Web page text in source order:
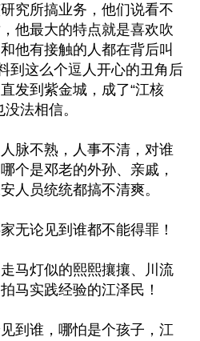
究所搞业务，他们说看不
他最大的特点就是喜欢吹
他有接触的人都在背后叫
到这么个逗人开心的丑角后
发到紫金城，成了“江核
法相信。
脉不熟，人事不清，对谁
个是邓老的外孙、亲戚，
人员统统都搞不清爽。
无论见到谁都不能得罪！
马灯似的熙熙攘攘、川流
马实践经验的江泽民！
到谁，哪怕是个孩子，江